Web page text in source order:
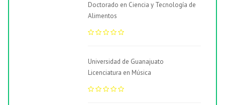
Doctorado en Ciencia y Tecnología de
Alimentos
Universidad de Guanajuato
Licenciatura en Música